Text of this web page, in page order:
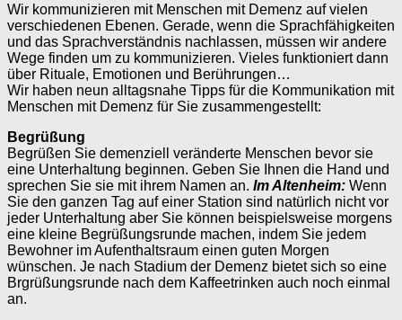
Wir kommunizieren mit Menschen mit Demenz auf vielen
verschiedenen Ebenen. Gerade, wenn die Sprachfähigkeiten
und das Sprachverständnis nachlassen, müssen wir andere
Wege finden um zu kommunizieren. Vieles funktioniert dann
über Rituale, Emotionen und Berührungen…
Wir haben neun alltagsnahe Tipps für die Kommunikation mit
Menschen mit Demenz für Sie zusammengestellt:
Begrüßung
Begrüßen Sie demenziell veränderte Menschen bevor sie
eine Unterhaltung beginnen. Geben Sie Ihnen die Hand und
sprechen Sie sie mit ihrem Namen an. Im Altenheim: Wenn
Sie den ganzen Tag auf einer Station sind natürlich nicht vor
jeder Unterhaltung aber Sie können beispielsweise morgens
eine kleine Begrüßungsrunde machen, indem Sie jedem
Bewohner im Aufenthaltsraum einen guten Morgen
wünschen. Je nach Stadium der Demenz bietet sich so eine
Brgrüßungsrunde nach dem Kaffeetrinken auch noch einmal
an.